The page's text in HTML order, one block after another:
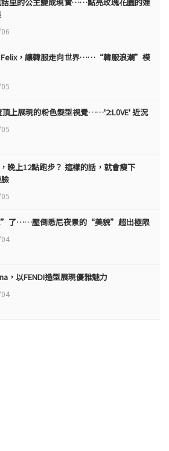
Felix，讓韓服走向世界……“韓服浪潮”模
頂上展現的粉色髮型視覺……'2:L0VE' 近況
晚上12點跑步？ 這樣的話，就會瘦下
了……壓倒悉尼夜景的“美貌”超出極限
，以FENDI造型展現優雅魅力